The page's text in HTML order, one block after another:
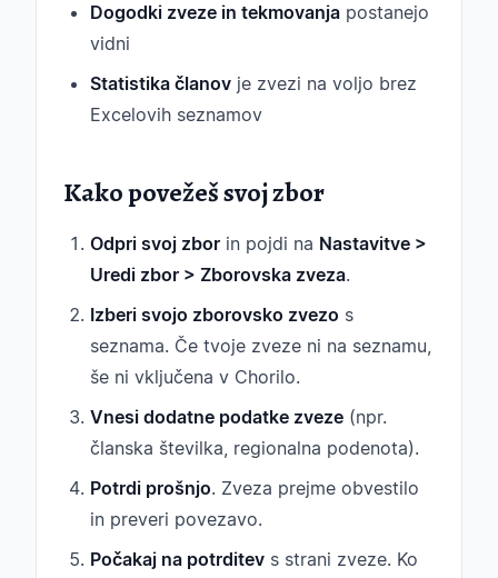
Dogodki zveze in tekmovanja postanejo
vidni
Statistika članov je zvezi na voljo brez
Excelovih seznamov
Kako povežeš svoj zbor
Odpri svoj zbor in pojdi na Nastavitve >
Uredi zbor > Zborovska zveza.
Izberi svojo zborovsko zvezo s
seznama. Če tvoje zveze ni na seznamu,
še ni vključena v Chorilo.
Vnesi dodatne podatke zveze (npr.
članska številka, regionalna podenota).
Potrdi prošnjo. Zveza prejme obvestilo
in preveri povezavo.
Počakaj na potrditev s strani zveze. Ko